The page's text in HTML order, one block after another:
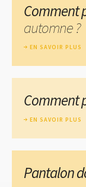
Comment
automne ?
EN SAVOIR PLUS
Comment
EN SAVOIR PLUS
Pantalon